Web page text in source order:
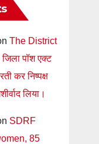
The District
पॉश एक्ट
कर निष्पक्ष
लिया।
SDRF
85